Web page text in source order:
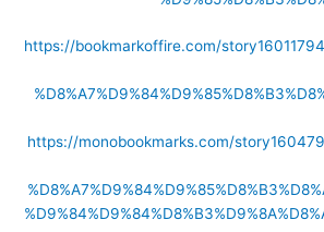
https://bookmarkoffire.com/
https://monobookmarks.com/